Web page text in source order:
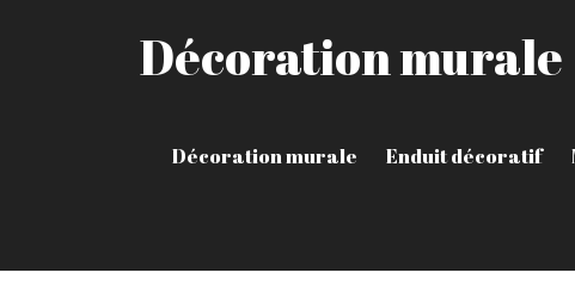
Décoration murale
Décoration murale Enduit décoratif